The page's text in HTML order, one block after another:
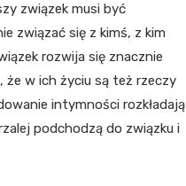
związek musi być
związać się z kimś, z kim
rozwija się znacznie
że w ich życiu są też rzeczy
intymności rozkładają
podchodzą do związku i